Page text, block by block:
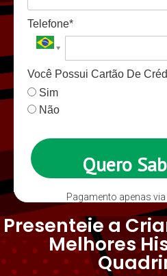
Telefone*
Você Possui Cartão De
Sim
Não
Quero
Pagamento apenas
Presenteie a
Melhores